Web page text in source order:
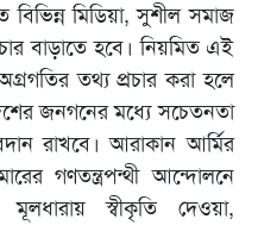
বিভিন্ন মিডিয়া, সুশীল সমাজ
বাড়াতে হবে। নিয়মিত এই
তথ্য প্রচার করা হলে
জনগনের মধ্যে সচেতনতা
রাখবে। আরাকান আর্মির
গণতন্ত্রপন্থী আন্দোলনে
স্বীকৃতি দেওয়া,